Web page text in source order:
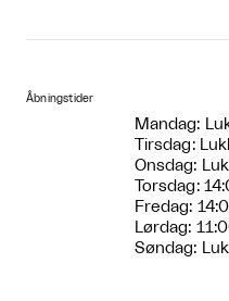
Åbningstider
Mandag:
Tirsdag:
Onsdag:
Torsdag:
Fredag:
Lørdag:
Søndag: